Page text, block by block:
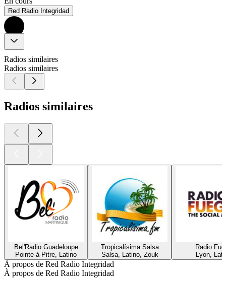
Red Radio Integridad
Radios similaires
Radios similaires
Radios similaires
Bel'Radio Guadeloupe
Pointe-à-Pitre, Latino
Tropicalísima Salsa
Salsa, Latino, Zouk
Radio
Lyon,
À propos de Red Radio Integridad
À propos de Red Radio Integridad